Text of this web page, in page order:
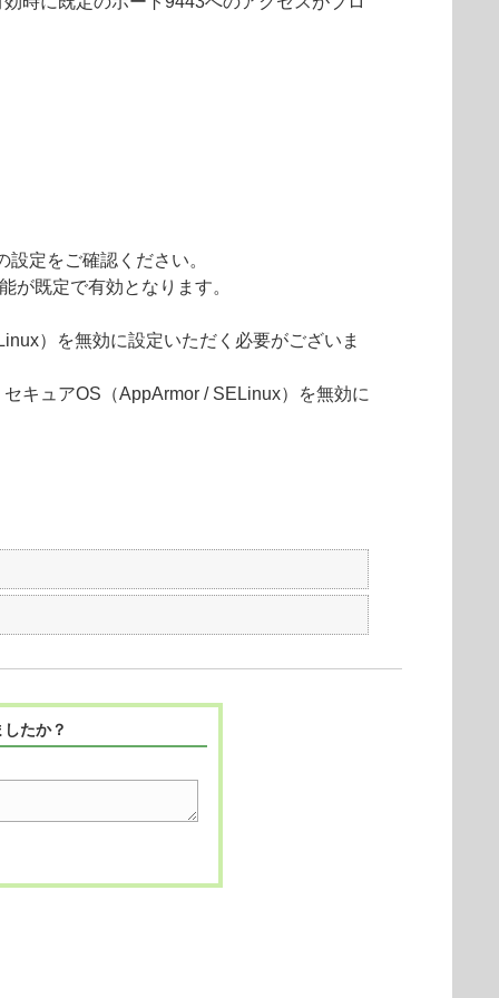
定をご確認ください。
が既定で有効となります。
）を無効に設定いただく必要がございま
キュアOS（AppArmor / SELinux）を無効に
たか？